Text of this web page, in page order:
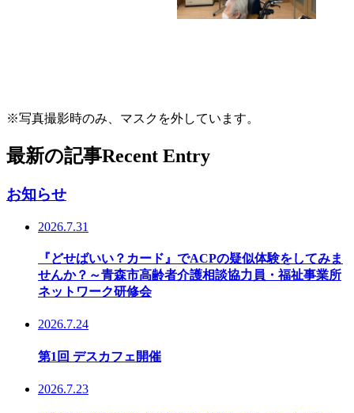
※写真撮影時のみ、マスクを外しています。
最新の記事Recent Entry
お知らせ
2026.7.31
『どせばいい？カード』でACPの疑似体験をしてみま
せんか？～青森市高齢者介護相談協力員・福祉事業所
ネットワーク研修会
2026.7.24
第1回 デスカフェ開催
2026.7.23